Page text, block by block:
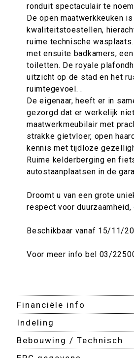
ronduit spectaculair te
De open maatwerkkeuken
kwaliteitstoestellen,
ruime technische
met ensuite badkamers,
toiletten. De royale
uitzicht op de stad en het
ruimtegevoel. .
De eigenaar, heeft er in
gezorgd dat er werkelijk
maatwerkmeubilair met
strakke gietvloer, open
kennis met tijdloze
Ruime kelderberging en
autostaanplaatsen in de
Droomt u van een grote
respect voor
Beschikbaar vanaf 15/11/
Voor meer info bel 03/
Financiële info
Indeling
Bebouwing / Technisch